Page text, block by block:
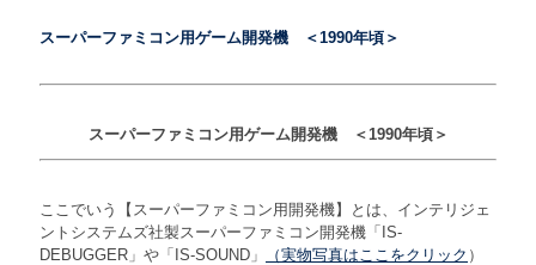
スーパーファミコン用ゲーム開発機 ＜1990年頃＞
スーパーファミコン用ゲーム開発機 ＜1990年頃＞
ここでいう【スーパーファミコン用開発機】とは、インテリジェ
ントシステムズ社製スーパーファミコン開発機「IS-
DEBUGGER」や「IS-SOUND」
（実物写真はここをクリック ）